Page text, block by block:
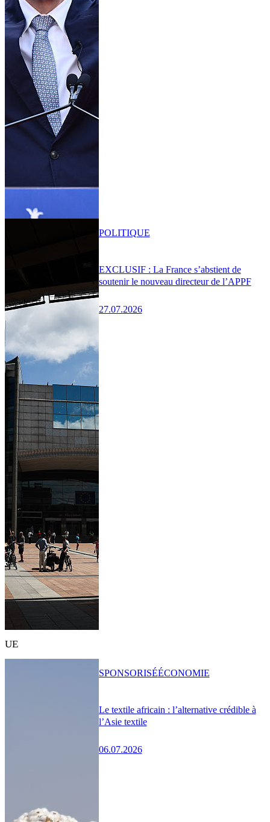
EXCLUSIF : La France s’abstient de
soutenir le nouveau directeur de l’APPF
27.07.2026
POLITIQUE
UE
Le textile africain : l’alternative crédible à
l’Asie textile
06.07.2026
SPONSORISÉÉCONOMIE